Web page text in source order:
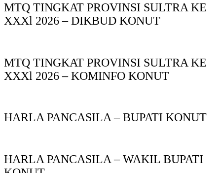
MTQ TINGKAT PROVINSI SULTRA KE
XXXl 2026 – DIKBUD KONUT
MTQ TINGKAT PROVINSI SULTRA KE
XXXl 2026 – KOMINFO KONUT
HARLA PANCASILA – BUPATI KONUT
HARLA PANCASILA – WAKIL BUPATI